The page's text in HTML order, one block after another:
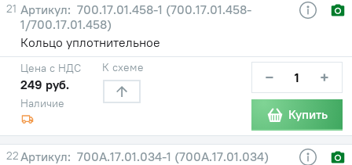
21
700.17.01.458-1 (700.17.01.458-
1/700.17.01.458)
Кольцо уплотнительное
Наличие
Цена с НДС
249 руб.
К схеме − +
Купить
22
700A.17.01.034-1 (700А.17.01.034)